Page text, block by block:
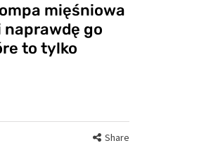
mięśniowa
naprawdę go
to tylko
Share